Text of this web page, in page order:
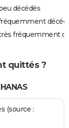
décédés
fréquemment
quittés ?
(source :